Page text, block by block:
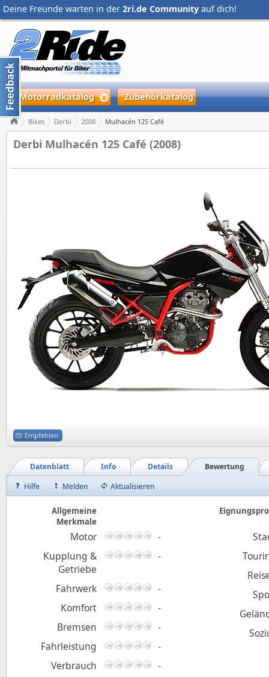
Deine Freunde warten in der 2ri.de Community auf dich!
Motorradkatalog Zubehörkatalog
Bikes Derbi 2008 Mulhacén 125 Café
Derbi Mulhacén 125 Café (2008)
Empfehlen
Bewertung
Details
Info
Datenblatt
Hilfe
Melden Aktualisieren
Allgemeine
Merkmale
Motor
-
Kupplung &
Getriebe
-
Fahrwerk
-
Komfort
-
Bremsen
-
Fahrleistung
-
Verbrauch
-